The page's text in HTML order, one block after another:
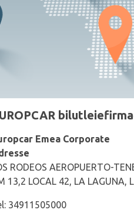
Emea Corporate
RODEOS AEROPUERTO-
13,2 LOCAL 42, LA LAGUNA,
34911505000